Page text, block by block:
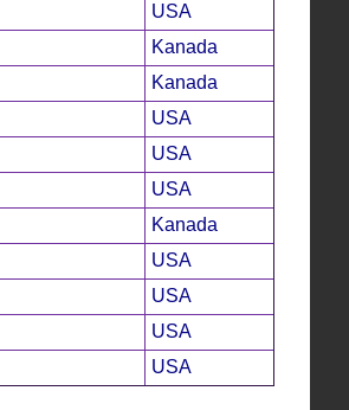
USA
Kanada
Kanada
USA
USA
USA
Kanada
USA
USA
USA
USA